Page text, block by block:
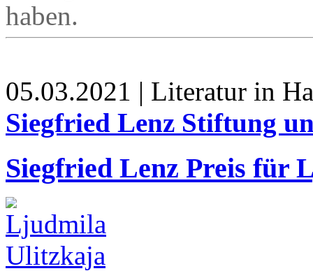
haben.
05.03.2021 | Literatur in
Siegfried Lenz Stiftung
Siegfried Lenz Preis für